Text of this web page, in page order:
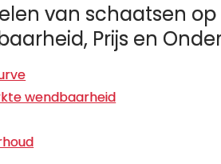
van schaatsen
Prijs en
wendbaarheid